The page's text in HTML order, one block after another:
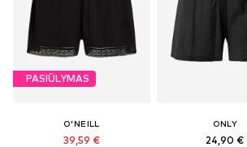
PASIŪLYMAS
O'NEILL
39,59 €
ONLY
24,90 €